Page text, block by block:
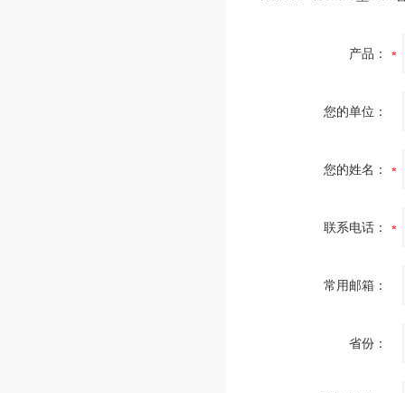
产品：
您的单位：
您的姓名：
联系电话：
常用邮箱：
省份：